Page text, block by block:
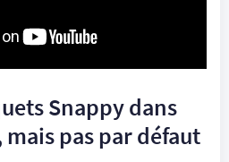
Snappy dans
mais pas par défaut